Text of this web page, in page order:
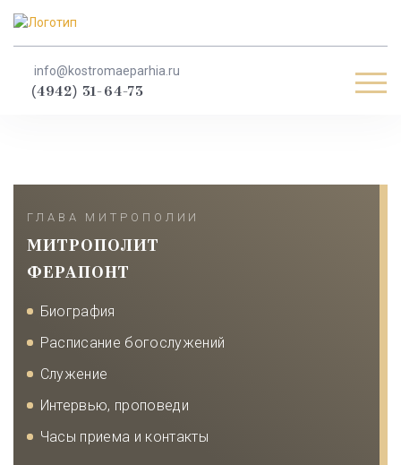
info@kostromaeparhia.ru
(4942) 31-64-73
ГЛАВА МИТРОПОЛИИ
МИТРОПОЛИТ
ФЕРАПОНТ
Биография
Расписание богослужений
Служение
Интервью, проповеди
Часы приема и контакты